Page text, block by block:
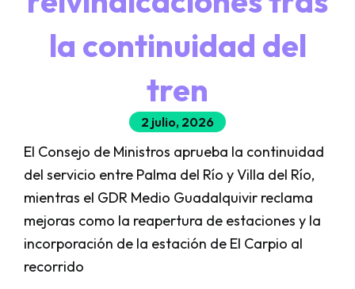
la continuidad del
tren
2 julio, 2026
El Consejo de Ministros aprueba la continuidad
del servicio entre Palma del Río y Villa del Río,
mientras el GDR Medio Guadalquivir reclama
mejoras como la reapertura de estaciones y la
incorporación de la estación de El Carpio al
recorrido